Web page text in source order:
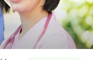
その他介護施設